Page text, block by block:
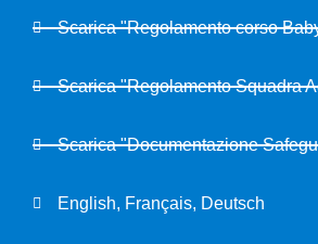
Scarica "Regolamento corso
Scarica "Regolamento Squadra
Scarica "Documentazione
English, Français, Deutsch